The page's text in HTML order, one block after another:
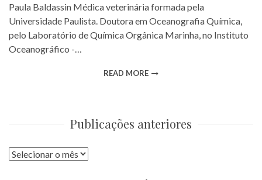
Paula Baldassin Médica veterinária formada pela
Universidade Paulista. Doutora em Oceanografia Química,
pelo Laboratório de Química Orgânica Marinha, no Instituto
Oceanográfico -…
READ MORE
Publicações anteriores
Publicações